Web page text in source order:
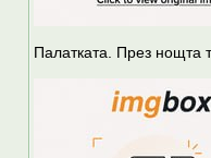
Палатката. През нощта